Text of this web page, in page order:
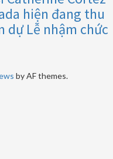
hiện đang thu
dự Lễ nhậm chức
by AF themes.